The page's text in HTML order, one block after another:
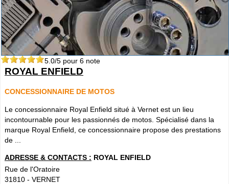
5.0/5 pour 6 note
ROYAL ENFIELD
CONCESSIONNAIRE DE MOTOS
Le concessionnaire Royal Enfield situé à Vernet est un lieu
incontournable pour les passionnés de motos. Spécialisé dans la
marque Royal Enfield, ce concessionnaire propose des prestations
de ...
ADRESSE & CONTACTS : ROYAL ENFIELD
Rue de l'Oratoire
31810 - VERNET